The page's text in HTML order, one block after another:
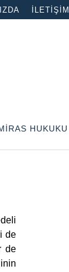
İLETIŞIM
HUKUKU
de
de